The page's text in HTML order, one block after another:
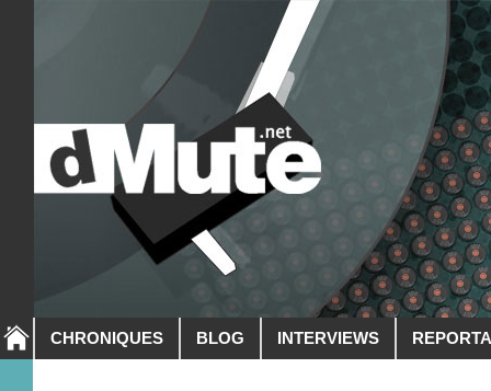
CHRONIQUES BLOG INTERVIEWS